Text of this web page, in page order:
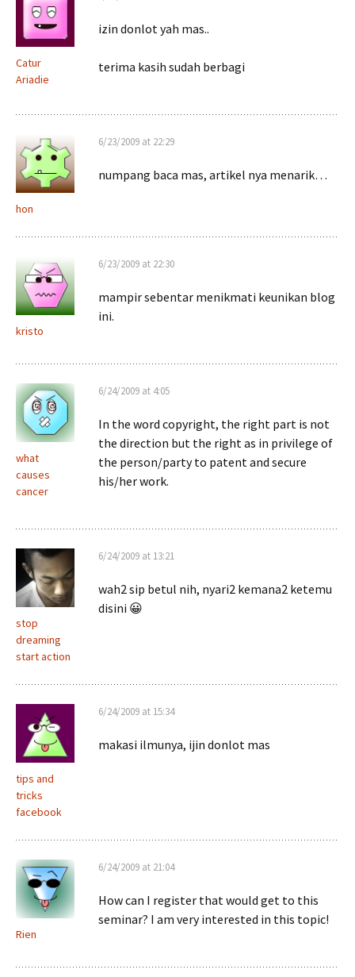
Catur
Ariadie
izin donlot yah mas..
terima kasih sudah berbagi
hon
6/23/2009 at 22:29
numpang baca mas, artikel nya menarik…
kristo
6/23/2009 at 22:30
mampir sebentar menikmati keunikan blog
ini.
what
causes
cancer
6/24/2009 at 4:05
In the word copyright, the right part is not
the direction but the right as in privilege of
the person/party to patent and secure
his/her work.
stop
dreaming
start action
6/24/2009 at 13:21
wah2 sip betul nih, nyari2 kemana2 ketemu
disini 😀
tips and
tricks
facebook
6/24/2009 at 15:34
makasi ilmunya, ijin donlot mas
Rien
6/24/2009 at 21:04
How can I register that would get to this
seminar? I am very interested in this topic!